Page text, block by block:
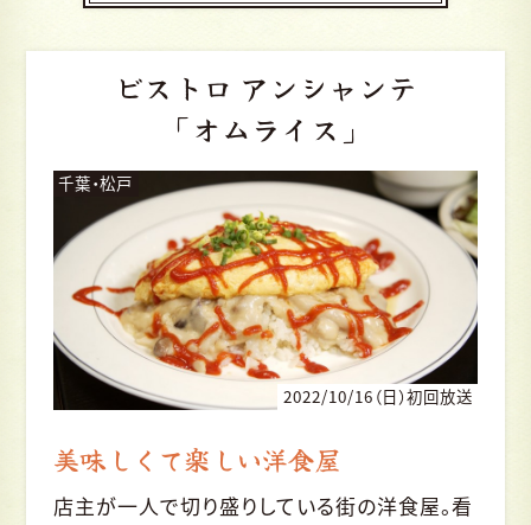
ビストロ アンシャンテ
「オムライス」
千葉・松戸
2022/10/16（日）初回放送
美味しくて楽しい洋食屋
店主が一人で切り盛りしている街の洋食屋。看